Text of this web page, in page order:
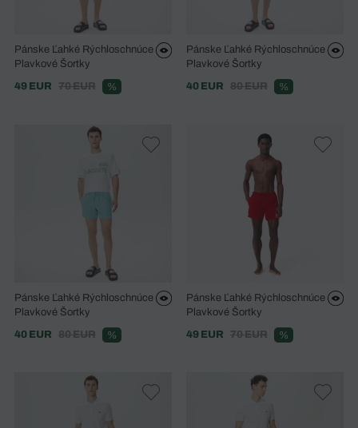
Pánske Ľahké Rýchloschnúce
Plavkové Šortky
49 EUR
70 EUR %
Pánske Ľahké Rýchloschnúce
Plavkové Šortky
40 EUR
80 EUR %
Pánske Ľahké Rýchloschnúce
Plavkové Šortky
40 EUR
80 EUR %
Pánske Ľahké Rýchloschnúce
Plavkové Šortky
49 EUR
70 EUR %